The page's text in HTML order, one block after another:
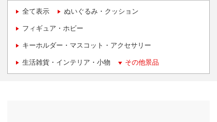
全て表示 ぬいぐるみ・クッション
フィギュア・ホビー
キーホルダー・マスコット・アクセサリー
生活雑貨・インテリア・小物 その他景品